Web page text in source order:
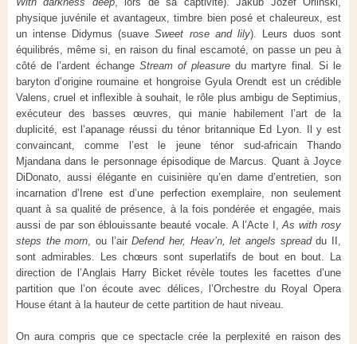
physique juvénile et avantageux, timbre bien posé et chaleureux, est
un intense Didymus (suaveSweet rose and lily). Leurs duos sont
équilibrés, même si, en raison du final escamoté, on passe un peu à
côté de l’ardent échange Stream of pleasuredu martyre final. Si le
baryton d’origine roumaine et hongroise Gyula Orendt est un crédible
Valens, cruel et inflexible à souhait, le rôle plus ambigu de Septimius,
exécuteur des basses œuvres, qui manie habilement l’art de la
duplicité, est l’apanage réussi du ténor britannique Ed Lyon. Il y est
convaincant, comme l’est le jeune ténor sud-africain Thando
Mjandana dans le personnage épisodique de Marcus. Quant à Joyce
DiDonato, aussi élégante en cuisinière qu’en dame d’entretien, son
incarnation d’Irene est d’une perfection exemplaire, non seulement
quant à sa qualité de présence, à la fois pondérée et engagée, mais
aussi de par son éblouissante beauté vocale. A l’Acte I,As with rosy
steps the morn, ou l’airDefend her, Heav’n, let angels spreaddu II,
sont admirables. Les chœurs sont superlatifs de bout en bout. La
direction de l’Anglais Harry Bicket révèle toutes les facettes d’une
partition que l’on écoute avec délices, l’Orchestre du Royal Opera
House étant à la hauteur de cette partition de haut niveau.
On aura compris que ce spectacle crée la perplexité en raison des